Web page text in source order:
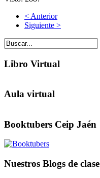
< Anterior
Siguiente >
Libro Virtual
Aula virtual
Booktubers Ceip Jaén
Nuestros Blogs de clase